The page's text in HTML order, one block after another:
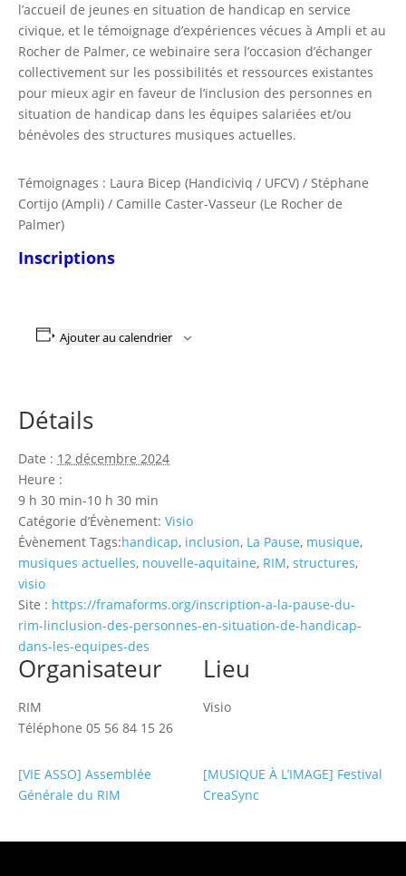
l’accueil de jeunes en situation de handicap en service
civique, et le témoignage d’expériences vécues à Ampli et au
Rocher de Palmer, ce webinaire sera l’occasion d’échanger
collectivement sur les possibilités et ressources existantes
pour mieux agir en faveur de l’inclusion des personnes en
situation de handicap dans les équipes salariées et/ou
bénévoles des structures musiques actuelles.
Témoignages : Laura Bicep (Handiciviq / UFCV) / Stéphane
Cortijo (Ampli) / Camille Caster-Vasseur (Le Rocher de
Palmer)
Inscriptions
Ajouter au calendrier
Détails
Date : 12 décembre 2024
Heure :
9 h 30 min-10 h 30 min
Catégorie d’Évènement: Visio
Évènement Tags:handicap, inclusion, La Pause, musique,
musiques actuelles, nouvelle-aquitaine, RIM, structures,
visio
Site : https://framaforms.org/inscription-a-la-pause-du-
rim-linclusion-des-personnes-en-situation-de-handicap-
dans-les-equipes-des
Lieu
Visio
Organisateur
RIM
Téléphone 05 56 84 15 26
[VIE ASSO] Assemblée
Générale du RIM
[MUSIQUE À L’IMAGE] Festival
CreaSync